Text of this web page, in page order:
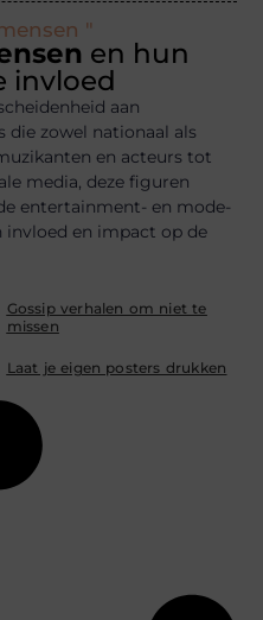
"
en hun
invloed
aan
die zowel nationaal als
en acteurs tot
media, deze figuren
entertainment- en mode-
invloed en impact op de
Gossip verhalen om niet te
missen
Laat je eigen posters drukken